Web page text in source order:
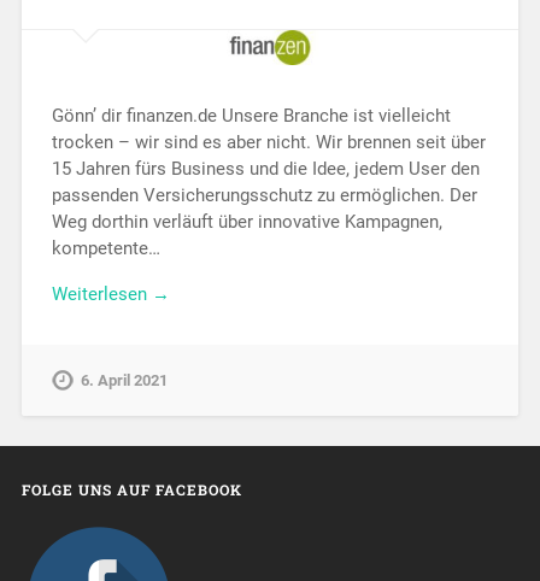
Gönn’ dir finanzen.de Unsere Branche ist vielleicht
trocken – wir sind es aber nicht. Wir brennen seit über
15 Jahren fürs Business und die Idee, jedem User den
passenden Versicherungsschutz zu ermöglichen. Der
Weg dorthin verläuft über innovative Kampagnen,
kompetente…
Weiterlesen →
6. April 2021
FOLGE UNS AUF FACEBOOK